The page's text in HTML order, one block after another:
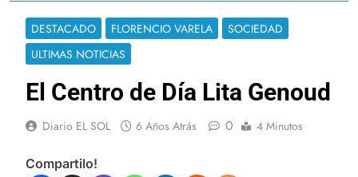
DESTACADO FLORENCIO VARELA
SOCIEDAD
ULTIMAS NOTICIAS
El Centro de Día Lita Genoud
Diario EL SOL 6 Años Atrás 0 4 Minutos
Compartilo!